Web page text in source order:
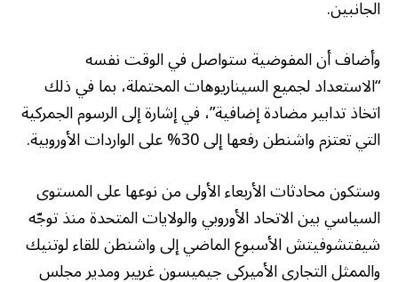
الجانبين.
وأضاف أن المفوضية ستواصل في الوقت نفسه
“الاستعداد لجميع السيناريوهات المحتملة، بما في ذلك
اتخاذ تدابير مضادة إضافية”، في إشارة إلى الرسوم الجمركية
التي تعتزم واشنطن رفعها إلى 30% على الواردات الأوروبية.
وستكون محادثات الأربعاء الأولى من نوعها على المستوى
السياسي بين الاتحاد الأوروبي والولايات المتحدة منذ توجّه
شيفتشوفيتش الأسبوع الماضي إلى واشنطن للقاء لوتنيك
والممثل التجاري الأميركي جيميسون غريير ومدير مجلس